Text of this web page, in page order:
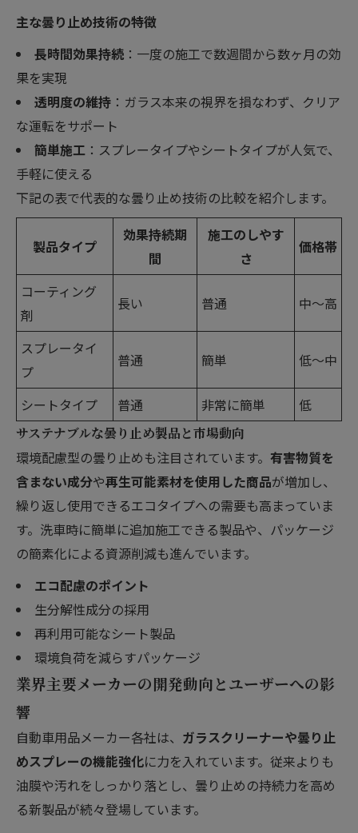
主な曇り止め技術の特徴
長時間効果持続：一度の施工で数週間から数ヶ月の効
果を実現
透明度の維持：ガラス本来の視界を損なわず、クリア
な運転をサポート
簡単施工：スプレータイプやシートタイプが人気で、
手軽に使える
下記の表で代表的な曇り止め技術の比較を紹介します。
製品タイプ
効果持続期
間
施工のしやす
さ
価格帯
コーティング
剤
長い 普通 中～高
スプレータイ
プ
普通 簡単 低～中
シートタイプ 普通 非常に簡単 低
サステナブルな曇り止め製品と市場動向
環境配慮型の曇り止めも注目されています。 有害物質を
含まない成分や再生可能素材を使用した商品が増加し、
繰り返し使用できるエコタイプへの需要も高まっていま
す。洗車時に簡単に追加施工できる製品や、パッケージ
の簡素化による資源削減も進んでいます。
エコ配慮のポイント
生分解性成分の採用
再利用可能なシート製品
環境負荷を減らすパッケージ
業界主要メーカーの開発動向とユーザーへの影
響
自動車用品メーカー各社は、 ガラスクリーナーや曇り止
めスプレーの機能強化に力を入れています。従来よりも
油膜や汚れをしっかり落とし、曇り止めの持続力を高め
る新製品が続々登場しています。